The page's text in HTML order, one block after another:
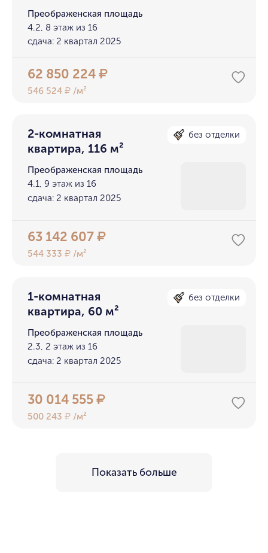
Преображенская площадь
4.2, 8 этаж из 16
сдача: 2 квартал 2025
62 850 224₽
546 524₽ /м²
2-комнатная
квартира, 116 м²
без отделки
Преображенская площадь
4.1, 9 этаж из 16
сдача: 2 квартал 2025
63 142 607₽
544 333₽ /м²
1-комнатная
квартира, 60 м²
без отделки
Преображенская площадь
2.3, 2 этаж из 16
сдача: 2 квартал 2025
30 014 555₽
500 243₽ /м²
Показать больше